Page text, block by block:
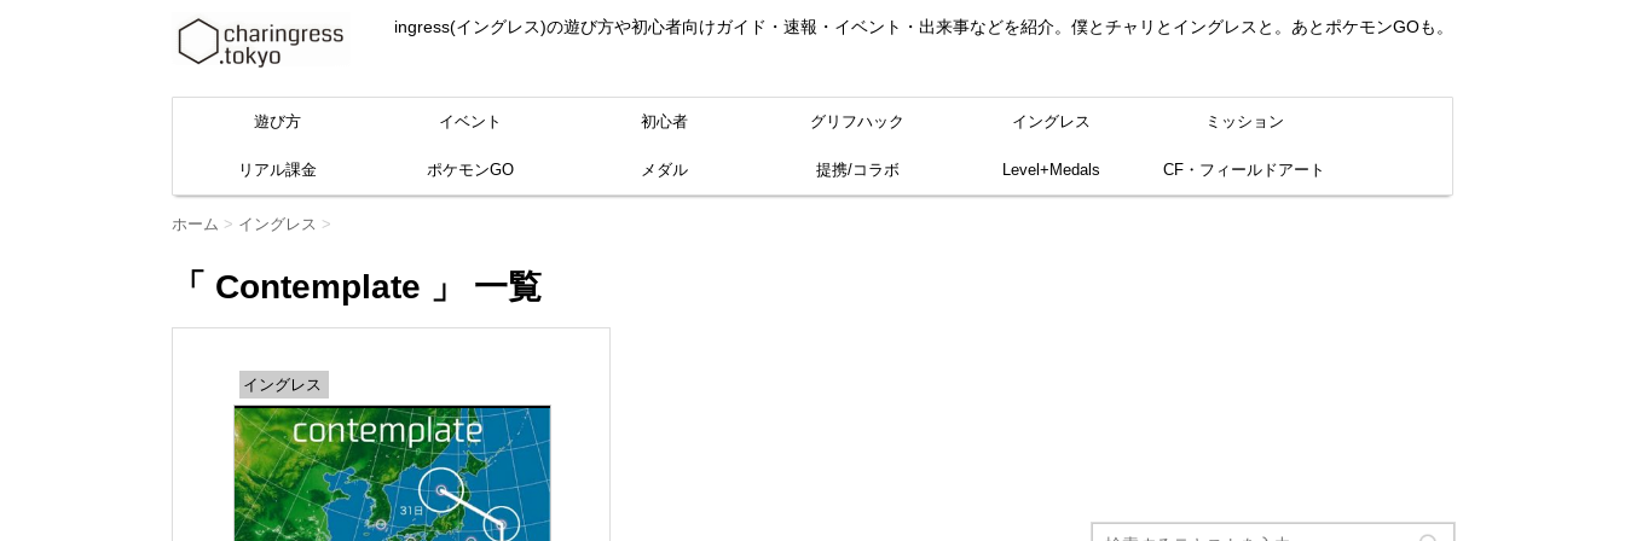
ingress(イングレス)の遊び方や初心者向けガイド・速報・イベント・出来事などを紹介。僕とチャリとイングレスと。あとポケモンGOも。
遊び方 イベント 初心者 グリフハック イングレス ミッション
リアル課金 ポケモンGO メダル 提携/コラボ Level+Medals CF・フィールドアート
ホーム > イングレス >
「 Contemplate 」 一覧
イングレス